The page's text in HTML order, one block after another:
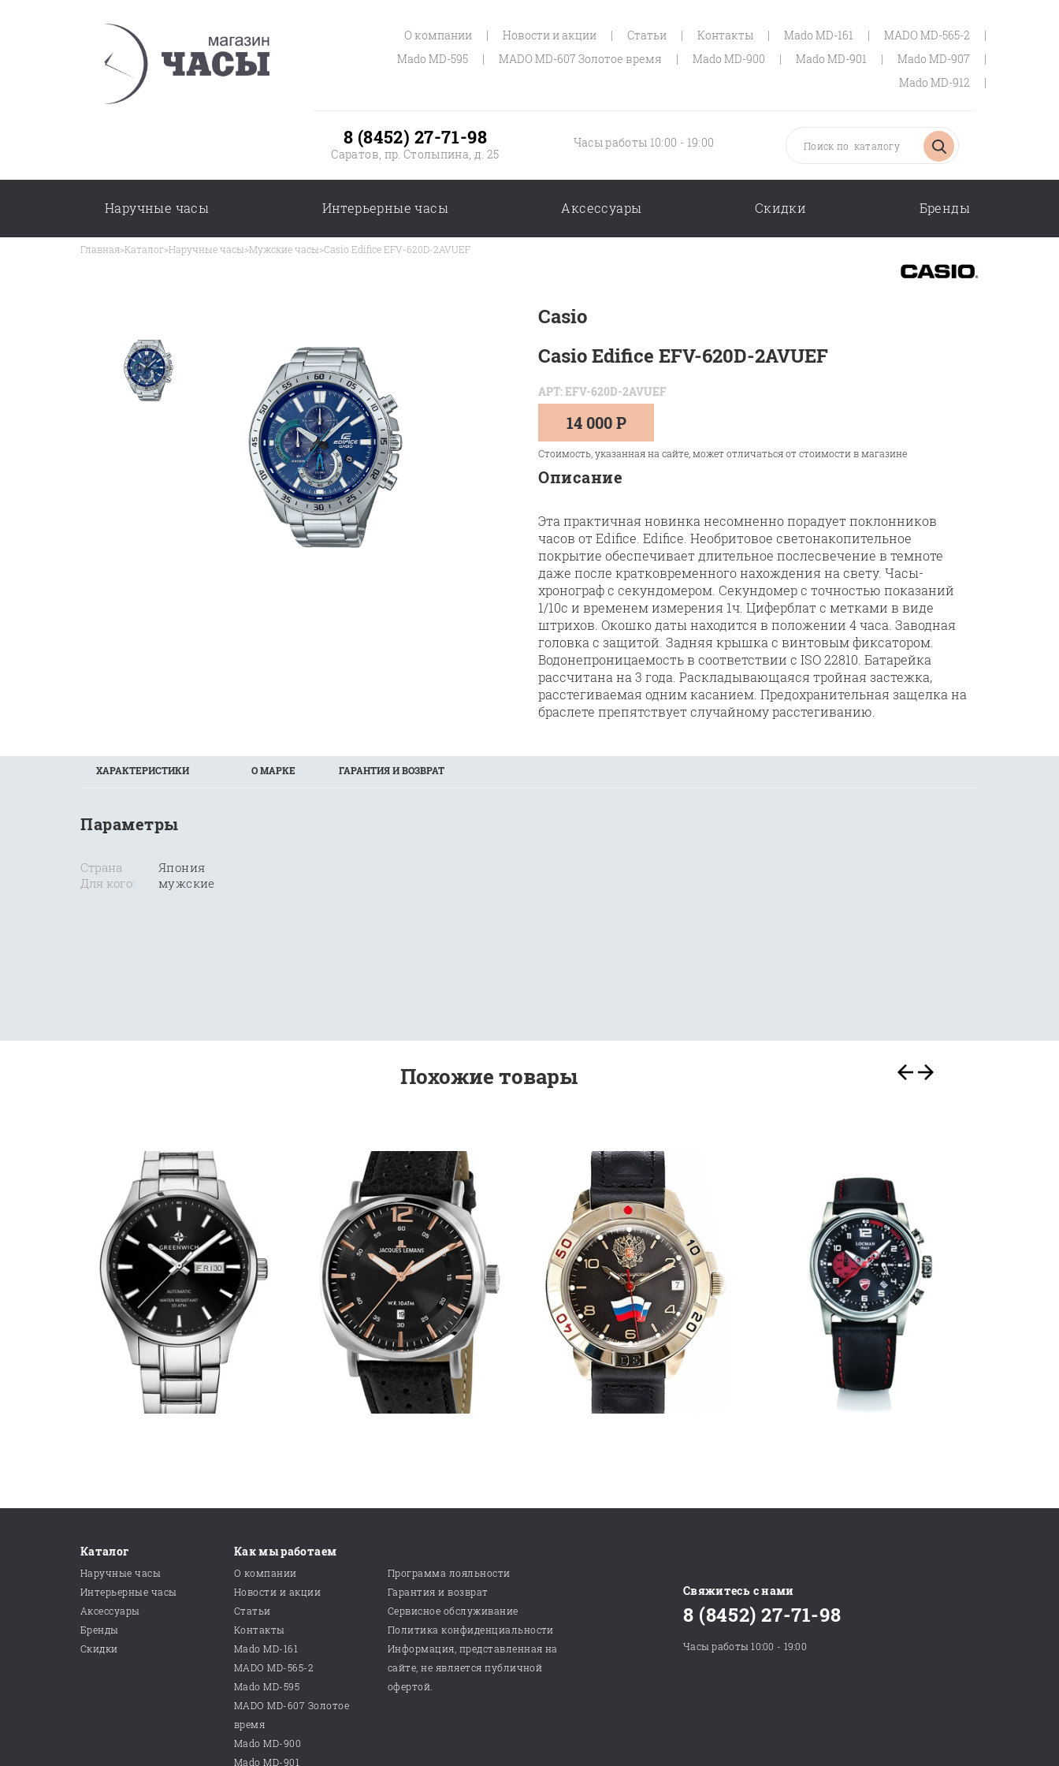
О компании | Новости и акции | Статьи | Контакты | Mado MD-161 | MADO MD-565-2
|
Mado MD-595
| MADO MD-607 Золотое время | Mado MD-900 | Mado MD-901 | Mado MD-907
|
Mado MD-912
|
8 (8452) 27-71-98
Саратов, пр. Столыпина, д. 25
Часы работы 10:00 - 19:00
Наручные часы Интерьерные часы Аксессуары Скидки Бренды
Главная>Каталог>Наручные часы>Мужские часы>Casio Edifice EFV-620D-2AVUEF
Casio
Casio Edifice EFV-620D-2AVUEF
АРТ: EFV-620D-2AVUEF
14 000 Р
Стоимость, указанная на сайте, может отличаться от стоимости в магазине
Описание
Эта практичная новинка несомненно порадует поклонников
часов от Edifice. Edifice. Необритовое светонакопительное
покрытие обеспечивает длительное послесвечение в темноте
даже после кратковременного нахождения на свету. Часы-
хронограф с секундомером. Секундомер с точностью показаний
1/10с и временем измерения 1ч. Циферблат с метками в виде
штрихов. Окошко даты находится в положении 4 часа. Заводная
головка с защитой. Задняя крышка с винтовым фиксатором.
Водонепроницаемость в соответствии с ISO 22810. Батарейка
рассчитана на 3 года. Раскладывающаяся тройная застежка,
расстегиваемая одним касанием. Предохранительная защелка на
браслете препятствует случайному расстегиванию.
ХАРАКТЕРИСТИКИ О МАРКЕ ГАРАНТИЯ И ВОЗВРАТ
Параметры
Страна
Для кого:
Япония
мужские
Похожие товары
Каталог
Наручные часы
Интерьерные часы
Аксессуары
Бренды
Скидки
Как мы работаем
О компании
Новости и акции
Статьи
Контакты
Mado MD-161
MADO MD-565-2
Mado MD-595
MADO MD-607 Золотое
время
Mado MD-900
Mado MD-901
Программа лояльности
Гарантия и возврат
Сервисное обслуживание
Политика конфиденциальности
Информация, представленная на
сайте, не является публичной
офертой.
Свяжитесь с нами
8 (8452) 27-71-98
Часы работы 10:00 - 19:00